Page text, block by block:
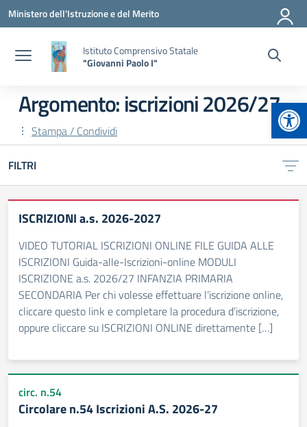
Vai ai contenuti
Vai al menu di navigazione
Vai al footer
Ministero dell'Istruzione e del Merito
Istituto Comprensivo Statale
"Giovanni Paolo I"
Argomento: iscrizioni 2026/27
Stampa / Condividi
FILTRI
ISCRIZIONI a.s. 2026-2027
VIDEO TUTORIAL ISCRIZIONI ONLINE FILE GUIDA ALLE
ISCRIZIONI Guida-alle-Iscrizioni-online MODULI
ISCRIZIONE a.s. 2026/27 INFANZIA PRIMARIA
SECONDARIA Per chi volesse effettuare l’iscrizione online,
cliccare questo link e completare la procedura d’iscrizione,
oppure cliccare su ISCRIZIONI ONLINE direttamente […]
circ. n.54
Circolare n.54 Iscrizioni A.S. 2026-27